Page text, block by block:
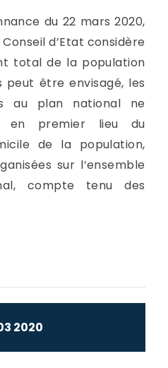
du 22 mars 2020,
d’Etat considère
total de la population
peut être envisagé, les
au plan national ne
en premier lieu du
de la population,
sur l’ensemble
compte tenu des
2020